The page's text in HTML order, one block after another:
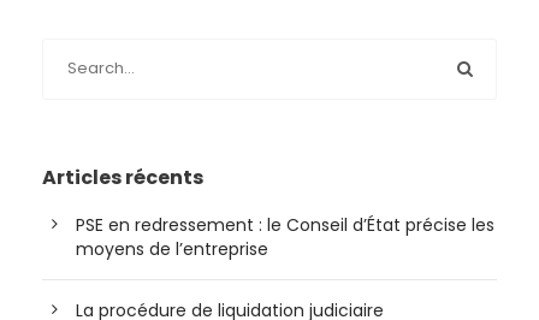
Articles récents
PSE en redressement : le Conseil d’État précise les
moyens de l’entreprise
La procédure de liquidation judiciaire